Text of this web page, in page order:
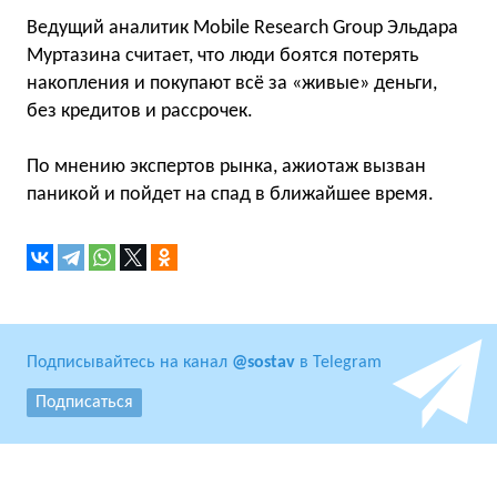
Ведущий аналитик Mobile Research Group Эльдара
Муртазина считает, что люди боятся потерять
накопления и покупают всё за «живые» деньги,
без кредитов и рассрочек.
По мнению экспертов рынка, ажиотаж вызван
паникой и пойдет на спад в ближайшее время.
Подписывайтесь на канал @sostav в Telegram
Подписаться